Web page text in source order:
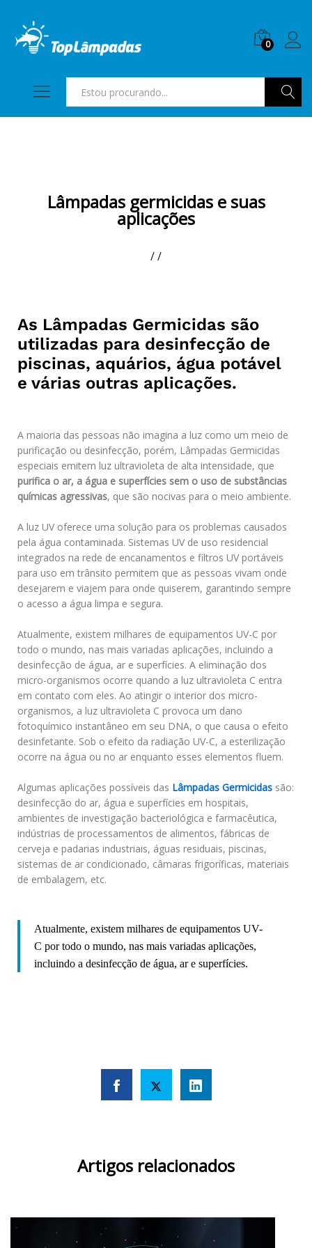
0
Lâmpadas germicidas e suas
aplicações
//
As Lâmpadas Germicidas são
utilizadas para desinfecção de
piscinas, aquários, água potável
e várias outras aplicações.
A maioria das pessoas não imagina a luz como um meio de
purificação ou desinfecção, porém, Lâmpadas Germicidas
especiais emitem luz ultravioleta de alta intensidade, que
purifica o ar, a água e superfícies sem o uso de substâncias
químicas agressivas, que são nocivas para o meio ambiente.
A luz UV oferece uma solução para os problemas causados
pela água contaminada. Sistemas UV de uso residencial
integrados na rede de encanamentos e filtros UV portáveis
para uso em trânsito permitem que as pessoas vivam onde
desejarem e viajem para onde quiserem, garantindo sempre
o acesso a água limpa e segura.
Atualmente, existem milhares de equipamentos UV-C por
todo o mundo, nas mais variadas aplicações, incluindo a
desinfecção de água, ar e superfícies. A eliminação dos
micro-organismos ocorre quando a luz ultravioleta C entra
em contato com eles. Ao atingir o interior dos micro-
organismos, a luz ultravioleta C provoca um dano
fotoquímico instantâneo em seu DNA, o que causa o efeito
desinfetante. Sob o efeito da radiação UV-C, a esterilização
ocorre na água ou no ar enquanto esses elementos fluem.
Algumas aplicações possíveis das Lâmpadas Germicidas são:
desinfecção do ar, água e superfícies em hospitais,
ambientes de investigação bacteriológica e farmacêutica,
indústrias de processamentos de alimentos, fábricas de
cerveja e padarias industriais, águas residuais, piscinas,
sistemas de ar condicionado, câmaras frigoríficas, materiais
de embalagem, etc.
Atualmente, existem milhares de equipamentos UV-
C por todo o mundo, nas mais variadas aplicações,
incluindo a desinfecção de água, ar e superfícies.
Artigos relacionados